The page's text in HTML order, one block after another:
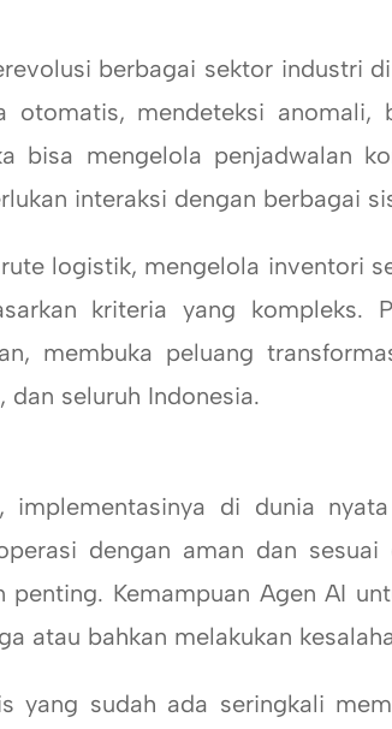
berbagai sektor industri
mendeteksi anomali,
bisa mengelola penjadwalan
interaksi dengan berbagai
logistik, mengelola inventori
kriteria yang kompleks.
membuka peluang
dan seluruh Indonesia.
di dunia nyata
dengan aman dan
Kemampuan Agen AI
atau bahkan melakukan
sudah ada seringkali